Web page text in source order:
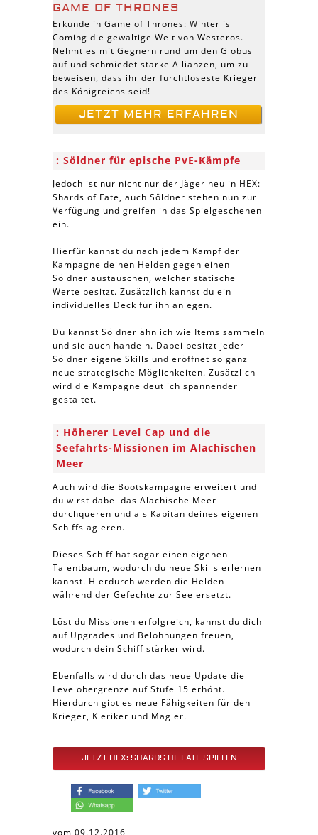
GAME OF THRONES
Erkunde in Game of Thrones: Winter is
Coming die gewaltige Welt von Westeros.
Nehmt es mit Gegnern rund um den Globus
auf und schmiedet starke Allianzen, um zu
beweisen, dass ihr der furchtloseste Krieger
des Königreichs seid!
JETZT MEHR ERFAHREN
Söldner für epische PvE-Kämpfe
Jedoch ist nur nicht nur der Jäger neu in HEX:
Shards of Fate, auch Söldner stehen nun zur
Verfügung und greifen in das Spielgeschehen
ein.
Hierfür kannst du nach jedem Kampf der
Kampagne deinen Helden gegen einen
Söldner austauschen, welcher statische
Werte besitzt. Zusätzlich kannst du ein
individuelles Deck für ihn anlegen.
Du kannst Söldner ähnlich wie Items sammeln
und sie auch handeln. Dabei besitzt jeder
Söldner eigene Skills und eröffnet so ganz
neue strategische Möglichkeiten. Zusätzlich
wird die Kampagne deutlich spannender
gestaltet.
Höherer Level Cap und die
Seefahrts-Missionen im Alachischen
Meer
Auch wird die Bootskampagne erweitert und
du wirst dabei das Alachische Meer
durchqueren und als Kapitän deines eigenen
Schiffs agieren.
Dieses Schiff hat sogar einen eigenen
Talentbaum, wodurch du neue Skills erlernen
kannst. Hierdurch werden die Helden
während der Gefechte zur See ersetzt.
Löst du Missionen erfolgreich, kannst du dich
auf Upgrades und Belohnungen freuen,
wodurch dein Schiff stärker wird.
Ebenfalls wird durch das neue Update die
Levelobergrenze auf Stufe 15 erhöht.
Hierdurch gibt es neue Fähigkeiten für den
Krieger, Kleriker und Magier.
JETZT HEX: SHARDS OF FATE SPIELEN
vom 09.12.2016